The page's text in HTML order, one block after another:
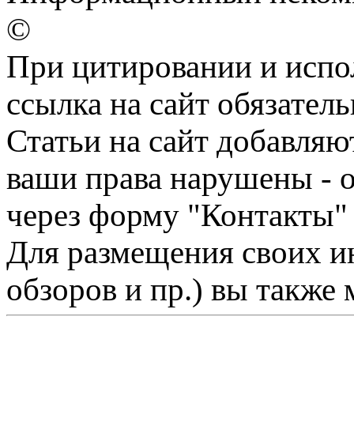
©
При цитировании и
ссылка на сайт
Статьи на сайт
ваши права нарушены -
через форму "Контакты"
Для размещения своих
обзоров и пр.) вы также